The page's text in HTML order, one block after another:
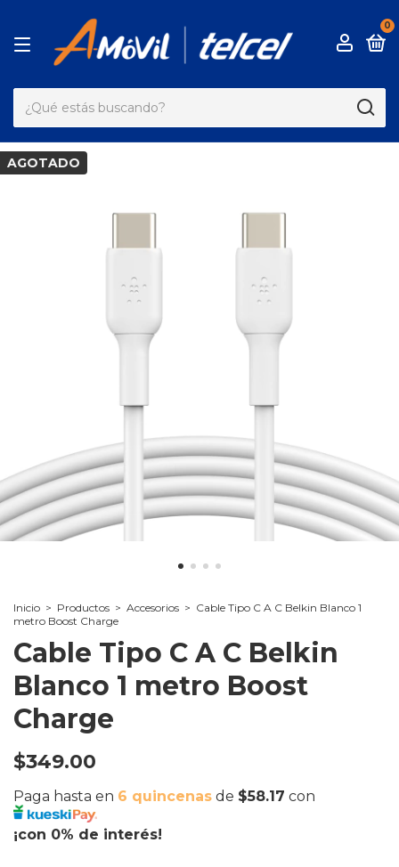
0
AGOTADO
Inicio > Productos > Accesorios > Cable Tipo C A C Belkin Blanco 1
metro Boost Charge
Cable Tipo C A C Belkin
Blanco 1 metro Boost
Charge
$349.00
Paga hasta en 6 quincenas de $58.17 con
¡con 0% de interés!